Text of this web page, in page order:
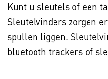
Kunt u sleutels of een
Sleutelvinders zorgen
spullen liggen.
bluetooth trackers of